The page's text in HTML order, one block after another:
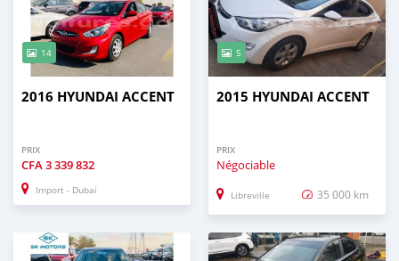
14
2016 HYUNDAI ACCENT
PRIX
CFA3 339 832
Import - Dubai
5
2015 HYUNDAI ACCENT
PRIX
Négociable
Libreville 35 000 km